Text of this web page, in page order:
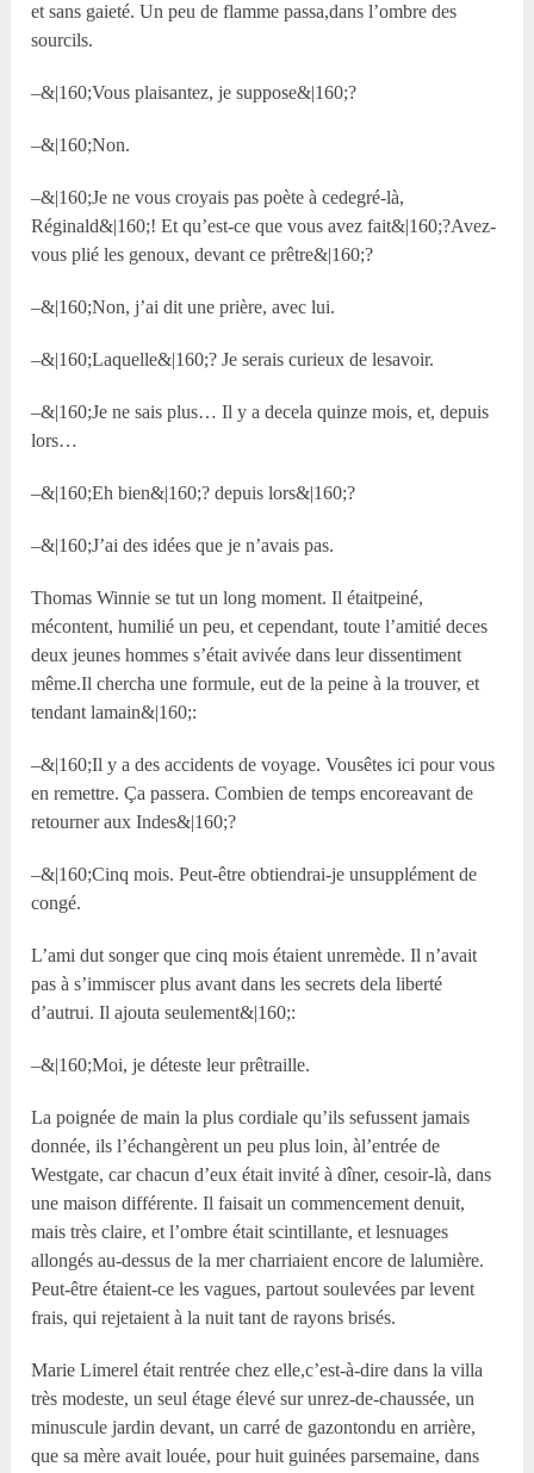
et sans gaieté. Un peu de flamme passa,dans l’ombre des
sourcils.
–&|160;Vous plaisantez, je suppose&|160;?
–&|160;Non.
–&|160;Je ne vous croyais pas poète à cedegré-là,
Réginald&|160;! Et qu’est-ce que vous avez fait&|160;?Avez-
vous plié les genoux, devant ce prêtre&|160;?
–&|160;Non, j’ai dit une prière, avec lui.
–&|160;Laquelle&|160;? Je serais curieux de lesavoir.
–&|160;Je ne sais plus… Il y a decela quinze mois, et, depuis
lors…
–&|160;Eh bien&|160;? depuis lors&|160;?
–&|160;J’ai des idées que je n’avais pas.
Thomas Winnie se tut un long moment. Il étaitpeiné,
mécontent, humilié un peu, et cependant, toute l’amitié deces
deux jeunes hommes s’était avivée dans leur dissentiment
même.Il chercha une formule, eut de la peine à la trouver, et
tendant lamain&|160;:
–&|160;Il y a des accidents de voyage. Vousêtes ici pour vous
en remettre. Ça passera. Combien de temps encoreavant de
retourner aux Indes&|160;?
–&|160;Cinq mois. Peut-être obtiendrai-je unsupplément de
congé.
L’ami dut songer que cinq mois étaient unremède. Il n’avait
pas à s’immiscer plus avant dans les secrets dela liberté
d’autrui. Il ajouta seulement&|160;:
–&|160;Moi, je déteste leur prêtraille.
La poignée de main la plus cordiale qu’ils sefussent jamais
donnée, ils l’échangèrent un peu plus loin, àl’entrée de
Westgate, car chacun d’eux était invité à dîner, cesoir-là, dans
une maison différente. Il faisait un commencement denuit,
mais très claire, et l’ombre était scintillante, et lesnuages
allongés au-dessus de la mer charriaient encore de lalumière.
Peut-être étaient-ce les vagues, partout soulevées par levent
frais, qui rejetaient à la nuit tant de rayons brisés.
Marie Limerel était rentrée chez elle,c’est-à-dire dans la villa
très modeste, un seul étage élevé sur unrez-de-chaussée, un
minuscule jardin devant, un carré de gazontondu en arrière,
que sa mère avait louée, pour huit guinées parsemaine, dans